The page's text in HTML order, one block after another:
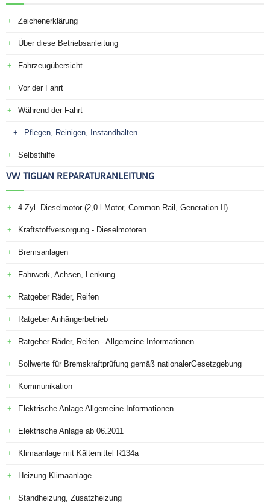
Zeichenerklärung
Über diese Betriebsanleitung
Fahrzeugübersicht
Vor der Fahrt
Während der Fahrt
Pflegen, Reinigen, Instandhalten
Selbsthilfe
VW TIGUAN REPARATURANLEITUNG
4-Zyl. Dieselmotor (2,0 l-Motor, Common Rail, Generation II)
Kraftstoffversorgung - Dieselmotoren
Bremsanlagen
Fahrwerk, Achsen, Lenkung
Ratgeber Räder, Reifen
Ratgeber Anhängerbetrieb
Ratgeber Räder, Reifen - Allgemeine Informationen
Sollwerte für Bremskraftprüfung gemäß nationalerGesetzgebung
Kommunikation
Elektrische Anlage Allgemeine Informationen
Elektrische Anlage ab 06.2011
Klimaanlage mit Kältemittel R134a
Heizung Klimaanlage
Standheizung, Zusatzheizung